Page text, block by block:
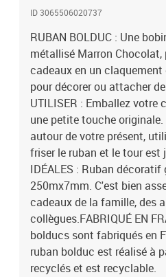
ID 3065506020737
RUBAN BOLDUC : Une
métallisé Marron Chocolat,
cadeaux en un
pour décorer ou attacher
UTILISER : Emballez votre
une petite touche
autour de votre présent,
friser le ruban et le tour est
IDÉALES : Ruban
250mx7mm. C'est bien
cadeaux de la famille, des
collègues.FABRIQUÉ EN
bolducs sont fabriqués en
ruban bolduc est réalisé à
recyclés et est recyclable.